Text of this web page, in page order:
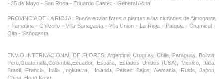
- 25 de Mayo - San Rosa - Eduardo Castex - General Acha
PROVINCIA DE LA RIOJA : Puede enviar flores o plantas a las ciudades de Aimogasta
- Famatina - Chilecito - Villa Sanagasta - Villa Union - La Rioja - Patquia - Chamical -
Olta - Sañogasta
ENVIO INTERNACIONAL DE FLORES: Argentina, Uruguay, Chile, Paraguay, Bolivia,
Peru,Guatemala,Colombia,Ecuador, España, Estados Unidos (USA), Mexico, Italia,
Brasil, Francia, Italia ,Inglaterra, Holanda, Paises Bajos, Alemania, Rusia, Japon,
China, Hong Kong.